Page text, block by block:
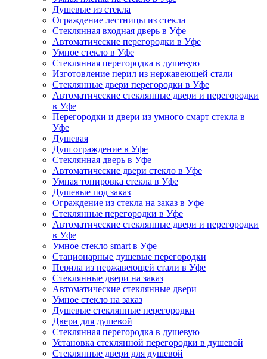
Душевые из стекла
Ограждение лестницы из стекла
Стеклянная входная дверь в Уфе
Автоматические перегородки в Уфе
Умное стекло в Уфе
Стеклянная перегородка в душевую
Изготовление перил из нержавеющей стали
Стеклянные двери перегородки в Уфе
Автоматические стеклянные двери и перегородки
в Уфе
Перегородки и двери из умного смарт стекла в
Уфе
Душевая
Душ ограждение в Уфе
Стеклянная дверь в Уфе
Автоматические двери стекло в Уфе
Умная тонировка стекла в Уфе
Душевые под заказ
Ограждение из стекла на заказ в Уфе
Стеклянные перегородки в Уфе
Автоматические стеклянные двери и перегородки
в Уфе
Умное стекло smart в Уфе
Стационарные душевые перегородки
Перила из нержавеющей стали в Уфе
Стеклянные двери на заказ
Автоматические стеклянные двери
Умное стекло на заказ
Душевые стеклянные перегородки
Двери для душевой
Стеклянная перегородка в душевую
Установка стеклянной перегородки в душевой
Стеклянные двери для душевой